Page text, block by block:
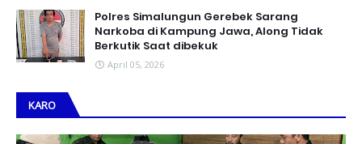
Polres Simalungun Gerebek Sarang
Narkoba di Kampung Jawa, Along Tidak
Berkutik Saat dibekuk
April 05, 2026
KARO